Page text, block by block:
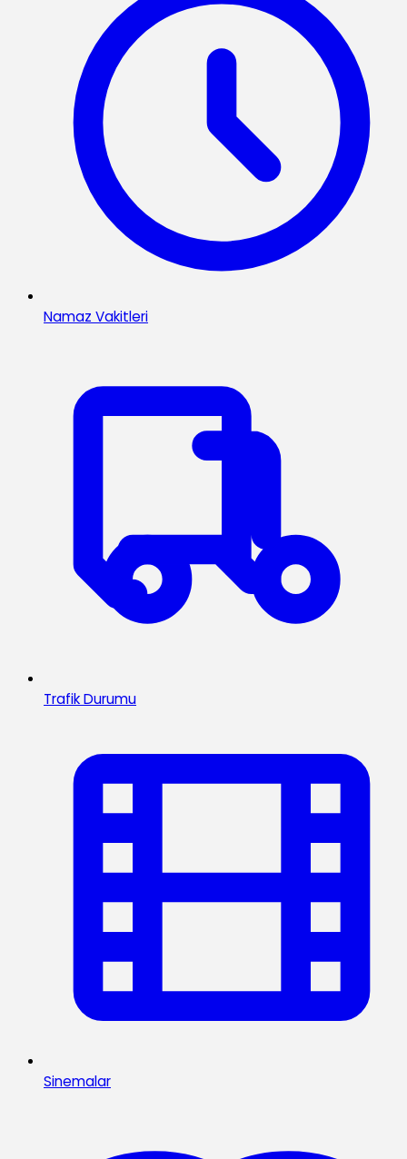
Namaz Vakitleri
Trafik Durumu
Sinemalar